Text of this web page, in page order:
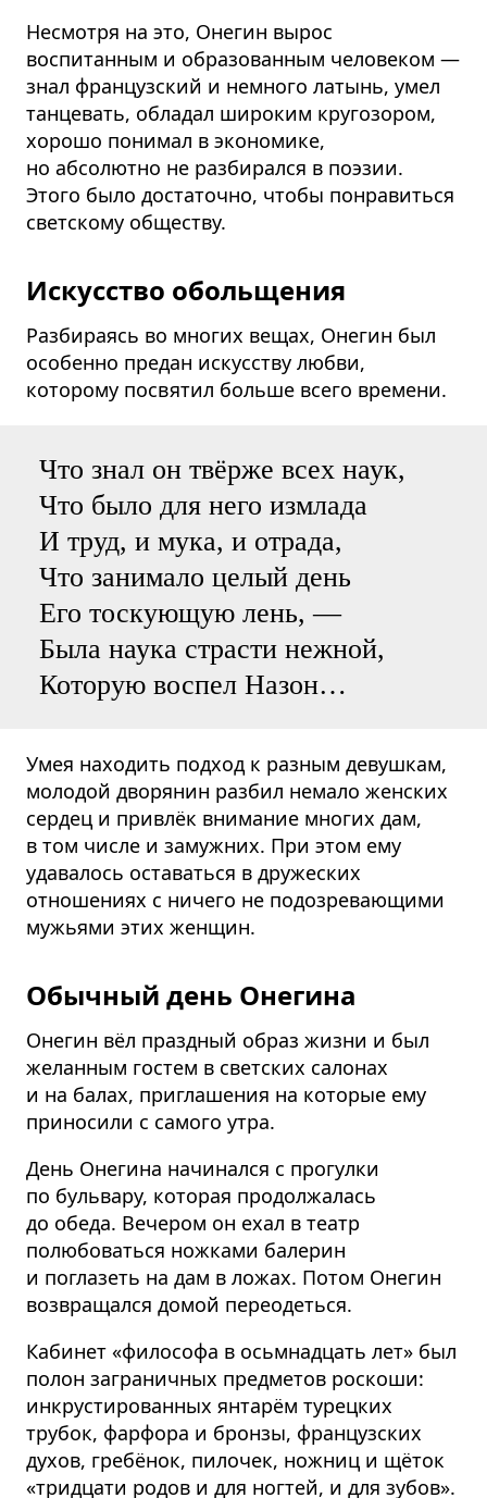
Несмотря на это, Онегин вырос
воспитанным и образованным человеком —
знал французский и немного латынь, умел
танцевать, обладал широким кругозором,
хорошо понимал в экономике,
но абсолютно не разбирался в поэзии.
Этого было достаточно, чтобы понравиться
светскому обществу.
Искусство обольщения
Разбираясь во многих вещах, Онегин был
особенно предан искусству любви,
которому посвятил больше всего времени.
Что знал он твёрже всех наук,
Что было для него измлада
И труд, и мука, и отрада,
Что занимало целый день
Его тоскующую лень, —
Была наука страсти нежной,
Которую воспел Назон…
Умея находить подход к разным девушкам,
молодой дворянин разбил немало женских
сердец и привлёк внимание многих дам,
в том числе и замужних. При этом ему
удавалось оставаться в дружеских
отношениях с ничего не подозревающими
мужьями этих женщин.
Обычный день Онегина
Онегин вёл праздный образ жизни и был
желанным гостем в светских салонах
и на балах, приглашения на которые ему
приносили с самого утра.
День Онегина начинался с прогулки
по бульвару, которая продолжалась
до обеда. Вечером он ехал в театр
полюбоваться ножками балерин
и поглазеть на дам в ложах. Потом Онегин
возвращался домой переодеться.
Кабинет «философа в осьмнадцать лет» был
полон заграничных предметов роскоши:
инкрустированных янтарём турецких
трубок, фарфора и бронзы, французских
духов, гребёнок, пилочек, ножниц и щёток
«тридцати родов и для ногтей, и для зубов».